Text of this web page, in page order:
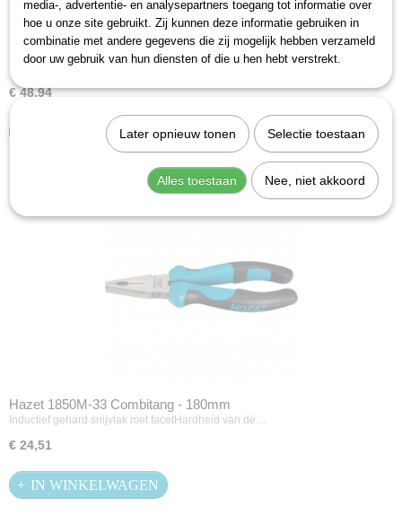
Hazet 1850-33 Combitang - 190mm
Inductief gehard snijvlak met facetHardheid van de…
€ 48,94
IN WINKELWAGEN
Hazet 1850M-33 Combitang - 180mm
Inductief gehard snijvlak met facetHardheid van de…
€ 24,51
IN WINKELWAGEN
media-, advertentie- en analysepartners toegang tot informatie over
hoe u onze site gebruikt. Zij kunnen deze informatie gebruiken in
combinatie met andere gegevens die zij mogelijk hebben verzameld
door uw gebruik van hun diensten of die u hen hebt verstrekt.
Later opnieuw tonen Selectie toestaan
Alles toestaan Nee, niet akkoord